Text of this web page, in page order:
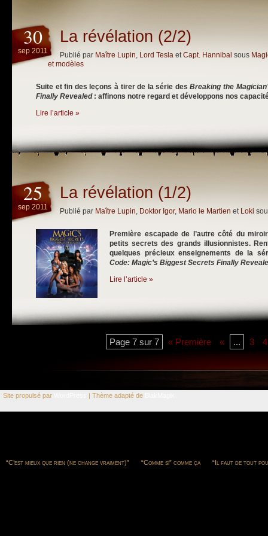
30
sep 2011
La révélation (2/2)
Publié par Maître Lupin, Lord Tesla etCapt. Hannibal sous
et modèles
Suite et fin des leçons à tirer de la série desBreaking the
Finally Revealed: affinons notre regard et développons nos
Lire l’article »
25
sep 2011
La révélation (1/2)
Publié par Maître Lupin, Doktor Igor, Mario le Martien et Loki
Première escapade de l’autre côté du
petits secrets des grands illusionnistes.
quelques précieux enseignements de la
Code: Magic’s Biggest Secrets Finally
Lire l’article »
Page 7 sur 7 « Première « ... 3 4
Site propulsé par | Thème adapté de
“C’est mieux que rien (ne change vraiment)” “Comme si” comme ça “Il faut de tout